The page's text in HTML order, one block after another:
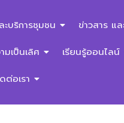
ะบริการชุมชน ข่าวสาร แ
เป็นเลิศ เรียนรู้ออนไลน์
ต่อเรา